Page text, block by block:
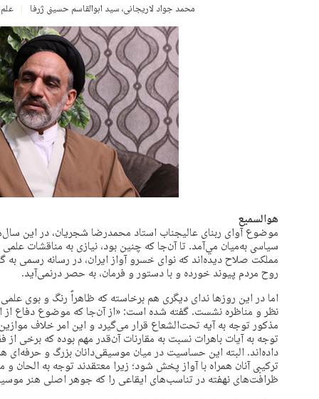
محمد جواد لاریجانی،سید ابوالقاسم حسینی ژرفا
هوالسميع
موضوع آوای ربنای عاليجناب استاد محمدرضا شجريان، در اين
سياسی به‌ميان مي‌آمد. تا آن‌جا که چنين بود، نيازی به مناقشات
مملکت صلاح ديده‌اند که نوای خسرو آواز ايران، در رسانه رسمی
روح مردم پيوند خورده و با دستور و فرمان، به حصر درنمی‌آيد.
اما در اين روزها ندای ديگری هم برخاسته که ظاهراً رنگ و بوی
نظر و مناظره نشست. گفته شده است: «از آن‌جا که موضوع دفاع
مذکور توجه به آیه تحت‌الشعاع قرار می‌گیرد و این امر خلاف
توجه به آیات باهرات نسبت به مقارنات آن‌قدر مهم بوده که برخی
داده‌اند. البته این حساسیت در میان موسیقی‌دانان بزرگ و حرفه‌ای
ترکیبی آنان همراه با آواز پخش شود؛ زیرا معتقدند توجه به الحان
ظرافت‌های نهفته در تناسب‌های ایقاعی را که جوهر اصلی هنر